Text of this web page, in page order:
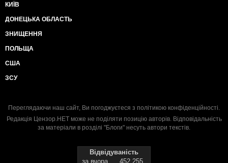
КИЇВ
ДОНЕЦЬКА ОБЛАСТЬ
ЗНИЩЕННЯ
ПОЛЬЩА
США
ЗСУ
Переглядаючи наш сайт, Ви погоджуєтеся з політикою конфіденційності.
Редакція Цензор.НЕТ може не поділяти позицію авторів. Відповідальність
за матеріали в розділі "Блоги" несуть автори текстів.
Відвідуваність
за вчора
452 255